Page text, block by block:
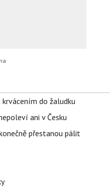
do žaludku
ani v Česku
přestanou pálit